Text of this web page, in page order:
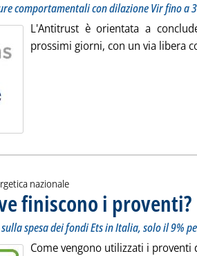
comportamentali con dilazione Vir fino a
L'Antitrust è orientata a
prossimi giorni, con un via libera
nazionale
finiscono i proventi?..
spesa dei fondi Ets in Italia, solo il 9%
Come vengono utilizzati i proventi